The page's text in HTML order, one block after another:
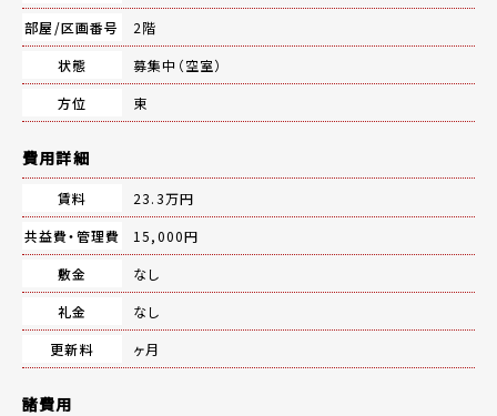
部屋/区画番号
2階
状態
募集中（空室）
方位
東
費用詳細
賃料
23.3万円
共益費・管理費
15,000円
敷金
なし
礼金
なし
更新料
ヶ月
諸費用